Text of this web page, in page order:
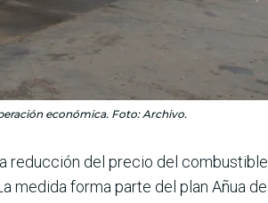
económica. Foto: Archivo.
reducción del precio del
medida forma parte del plan Añua